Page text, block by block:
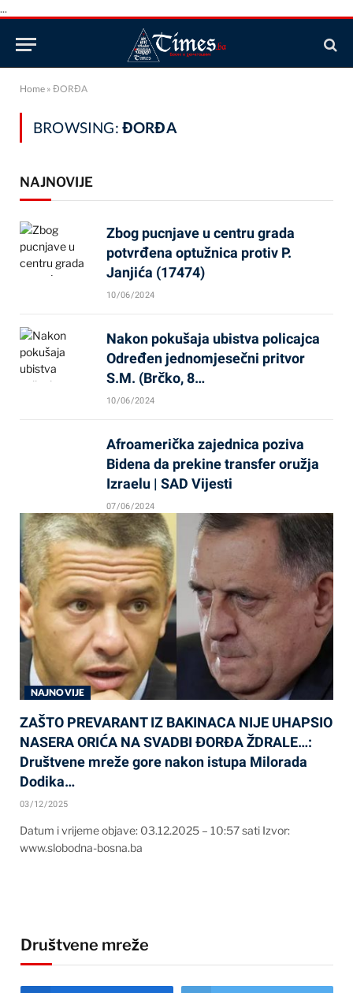
...
Home » ĐORĐA
BROWSING: ĐORĐA
NAJNOVIJE
Zbog pucnjave u centru grada
potvrđena optužnica protiv P.
Janjića (17474)
10/06/2024
Nakon pokušaja ubistva policajca
Određen jednomjesečni pritvor
S.M. (Brčko, 8…
10/06/2024
Afroamerička zajednica poziva
Bidena da prekine transfer oružja
Izraelu | SAD Vijesti
07/06/2024
NAJNOVIJE
ZAŠTO PREVARANT IZ BAKINACA NIJE UHAPSIO
NASERA ORIĆA NA SVADBI ĐORĐA ŽDRALE…:
Društvene mreže gore nakon istupa Milorada
Dodika…
03/12/2025
Datum i vrijeme objave: 03.12.2025 – 10:57 sati Izvor:
www.slobodna-bosna.ba
Društvene mreže